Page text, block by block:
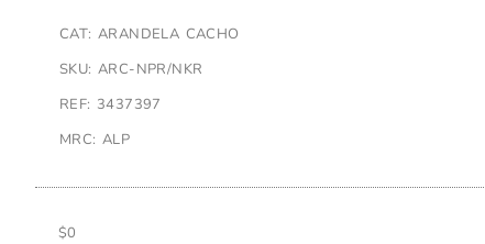
CAT: ARANDELA CACHO
SKU: ARC-NPR/NKR
REF: 3437397
MRC: ALP
$0